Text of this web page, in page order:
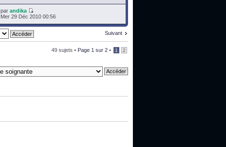
par andika
Mer 29 Déc 2010 00:56
Suivant
49 sujets • Page 1 sur 2 • 1 2